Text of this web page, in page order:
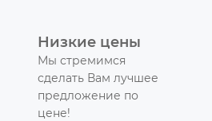
Низкие цены
Мы стремимся
сделать Вам лучшее
предложение по
цене!